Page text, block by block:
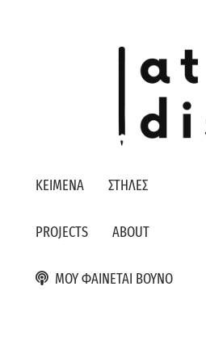
ΚΕΙΜΕΝΑ ΣΤΗΛΕΣ
PROJECTS ABOUT
ΜΟΥ ΦΑΙΝΕΤΑΙ ΒΟΥΝΟ